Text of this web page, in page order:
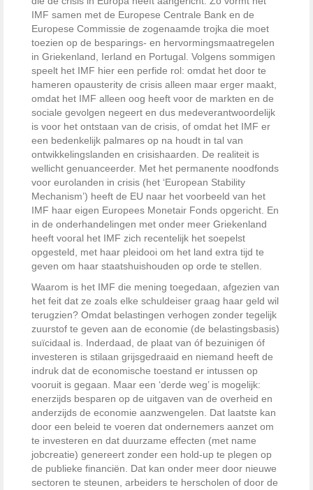
IMF samen met de Europese Centrale Bank en de
Europese Commissie de zogenaamde trojka die moet
toezien op de besparings- en hervormingsmaatregelen
in Griekenland, Ierland en Portugal. Volgens sommigen
speelt het IMF hier een perfide rol: omdat het door te
hameren opausterity de crisis alleen maar erger maakt,
omdat het IMF alleen oog heeft voor de markten en de
sociale gevolgen negeert en dus medeverantwoordelijk
is voor het ontstaan van de crisis, of omdat het IMF er
een bedenkelijk palmares op na houdt in tal van
ontwikkelingslanden en crisishaarden. De realiteit is
wellicht genuanceerder. Met het permanente noodfonds
voor eurolanden in crisis (het ‘European Stability
Mechanism’) heeft de EU naar het voorbeeld van het
IMF haar eigen Europees Monetair Fonds opgericht. En
in de onderhandelingen met onder meer Griekenland
heeft vooral het IMF zich recentelijk het soepelst
opgesteld, met haar pleidooi om het land extra tijd te
geven om haar staatshuishouden op orde te stellen.
Waarom is het IMF die mening toegedaan, afgezien van
het feit dat ze zoals elke schuldeiser graag haar geld wil
terugzien? Omdat belastingen verhogen zonder tegelijk
zuurstof te geven aan de economie (de belastingsbasis)
suïcidaal is. Inderdaad, de plaat van óf bezuinigen óf
investeren is stilaan grijsgedraaid en niemand heeft de
indruk dat de economische toestand er intussen op
vooruit is gegaan. Maar een ‘derde weg’ is mogelijk:
enerzijds besparen op de uitgaven van de overheid en
anderzijds de economie aanzwengelen. Dat laatste kan
door een beleid te voeren dat ondernemers aanzet om
te investeren en dat duurzame effecten (met name
jobcreatie) genereert zonder een hold-up te plegen op
de publieke financiën. Dat kan onder meer door nieuwe
sectoren te steunen, arbeiders te herscholen of door de